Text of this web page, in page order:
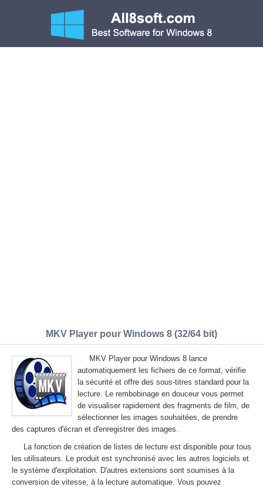
MKV Player pour Windows 8 (32/64 bit)
MKV Player pour Windows 8 lance
automatiquement les fichiers de ce format, vérifie
la sécurité et offre des sous-titres standard pour la
lecture. Le rembobinage en douceur vous permet
de visualiser rapidement des fragments de film, de
sélectionner les images souhaitées, de prendre
des captures d'écran et d'enregistrer des images.
La fonction de création de listes de lecture est disponible pour tous
les utilisateurs. Le produit est synchronisé avec les autres logiciels et
le système d'exploitation. D'autres extensions sont soumises à la
conversion de vitesse, à la lecture automatique. Vous pouvez